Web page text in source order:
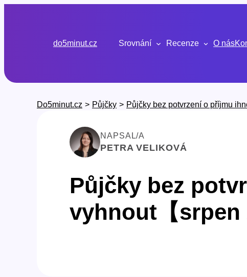
do5minut.cz
Srovnání Recenze O nás
Do5minut.cz > Půjčky > Půjčky bez potvrzení o příjmu
NAPSAL/A
PETRA VELIKOVÁ
Půjčky bez
vyhnout【srpen